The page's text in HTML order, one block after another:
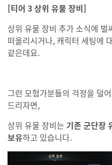
[티어 3 상위 유물 장비]
상위 유물 장비 추가 소식에
떠올리시거나, 캐릭터 세팅에
같은데요.
그런 모험가분들의 걱정을 덜
드리자면,
상위 유물 장비는 기존 군단장
보유하고 있습니다.